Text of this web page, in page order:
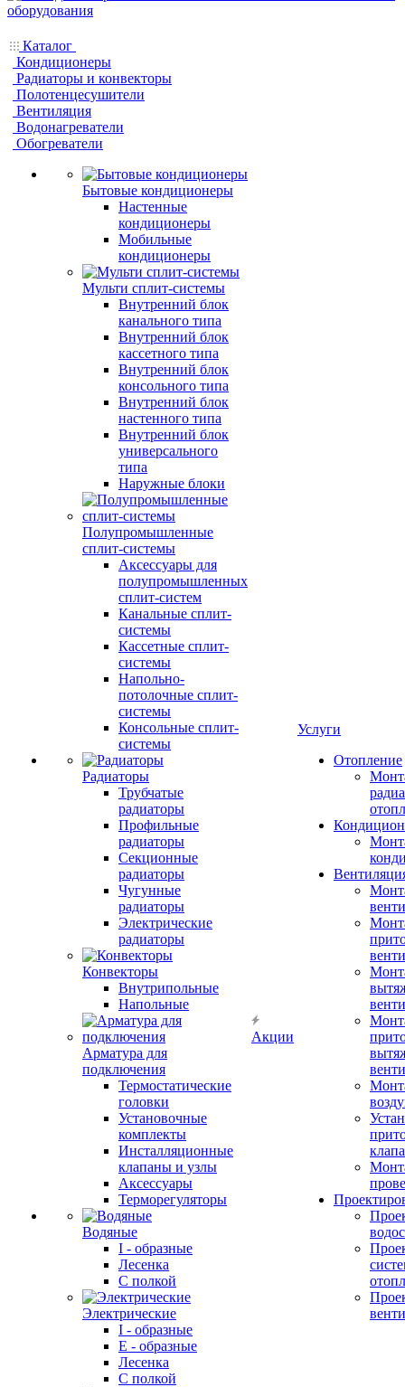
Каталог
Кондиционеры
Радиаторы и конвекторы
Полотенцесушители
Вентиляция
Водонагреватели
Обогреватели
Бытовые кондиционеры
Настенные
кондиционеры
Мобильные
кондиционеры
Мульти сплит-системы
Внутренний блок
канального типа
Внутренний блок
кассетного типа
Внутренний блок
консольного типа
Внутренний блок
настенного типа
Внутренний блок
универсального
типа
Наружные блоки
Полупромышленные
сплит-системы
Аксессуары для
полупромышленных
сплит-систем
Канальные сплит-
системы
Кассетные сплит-
системы
Напольно-
потолочные сплит-
системы
Консольные сплит-
системы
Радиаторы
Трубчатые
радиаторы
Профильные
радиаторы
Секционные
радиаторы
Чугунные
радиаторы
Электрические
радиаторы
Конвекторы
Внутрипольные
Напольные
Арматура для
подключения
Термостатические
головки
Установочные
комплекты
Инсталляционные
клапаны и узлы
Аксессуары
Терморегуляторы
Водяные
I - образные
Лесенка
С полкой
Электрические
I - образные
E - образные
Лесенка
С полкой
Акции
Услуги
Отопление